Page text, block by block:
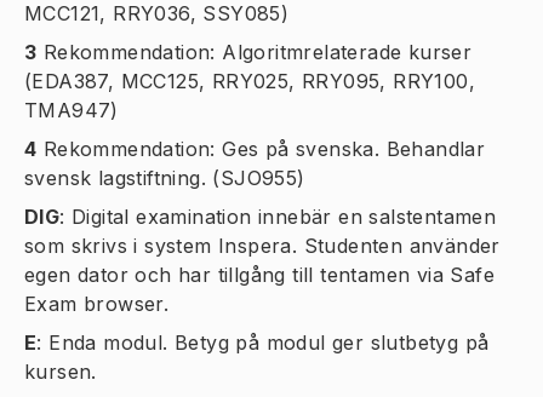
MCC121, RRY036, SSY085)
3 Rekommendation: Algoritmrelaterade kurser
(EDA387, MCC125, RRY025, RRY095, RRY100,
TMA947)
4 Rekommendation: Ges på svenska. Behandlar
svensk lagstiftning. (SJO955)
DIG: Digital examination innebär en salstentamen
som skrivs i system Inspera. Studenten använder
egen dator och har tillgång till tentamen via Safe
Exam browser.
E: Enda modul. Betyg på modul ger slutbetyg på
kursen.